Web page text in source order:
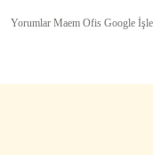
Yorumlar Maem Ofis Google